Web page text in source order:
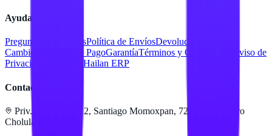
Ayuda
Preguntas FrecuentesPolítica de EnvíosDevoluciones y
Cambios
Métodos de PagoGarantíaTérminos y Condiciones
Aviso de
Privacidad
Servicios Hailan ERP
Contacto
Priv. Alejandra 512, Santiago Momoxpan, 72775 San Pedro
Cholula, Pue.